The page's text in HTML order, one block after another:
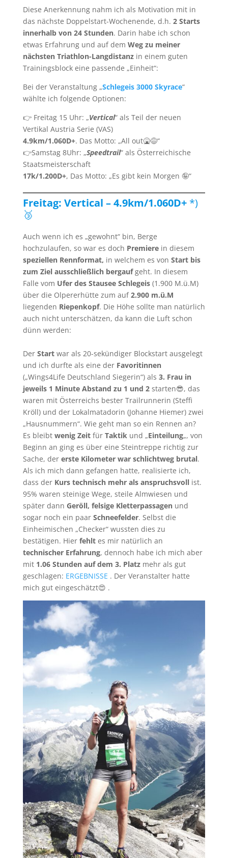
Diese Anerkennung nahm ich als Motivation mit in
das nächste Doppelstart-Wochenende, d.h. 2 Starts
innerhalb von 24 Stunden. Darin habe ich schon
etwas Erfahrung und auf dem Weg zu meiner
nächsten Triathlon-Langdistanz in einem guten
Trainingsblock eine passende „Einheit“:
Bei der Veranstaltung „Schlegeis 3000 Skyrace“
wählte ich folgende Optionen:
👉 Freitag 15 Uhr: „Vertical“ als Teil der neuen
Vertikal Austria Serie (VAS)
4.9km/1.060D+. Das Motto: „All out🤮😅“
👉Samstag 8Uhr: „Speedtrail“ als Österreichische
Staatsmeisterschaft
17k/1.200D+, Das Motto: „Es gibt kein Morgen 🤪“
Freitag: Vertical – 4.9km/1.060D+*)
🥉
Auch wenn ich es „gewohnt“ bin, Berge
hochzulaufen, so war es doch Premierein diesem
speziellen Rennformat, in welchem es von Start bis
zum Ziel ausschließlich bergaufgeht. In diesem
Falle vom Ufer des Stausee Schlegeis(1.900 M.ü.M)
über die Olpererhütte zum auf2.900 m.ü.M
liegenden Riepenkopf. Die Höhe sollte man natürlich
auch nicht unterschätzen, da kann die Luft schon
dünn werden:
Der Start war als 20-sekündiger Blockstart ausgelegt
und ich durfte als eine der Favoritinnen
(„Wings4Life Deutschland Siegerin“) als 3. Frau in
jeweils 1 Minute Abstand zu 1 und 2starten😎, das
waren mit Österreichs bester Trailrunnerin (Steffi
Kröll) und der Lokalmatadorin (Johanne Hiemer) zwei
„Hausnummern“. Wie geht man so ein Rennen an?
Es bleibt wenig Zeitfür Taktik und „Einteilung„, von
Beginn an ging es über eine Steintreppe richtig zur
Sache, der erste Kilometer war schlichtweg brutal.
Als ich mich dann gefangen hatte, realisierte ich,
dass derKurs technisch mehr als anspruchsvollist.
95% waren steinige Wege, steile Almwiesen und
später dann Geröll, felsige Kletterpassagenund
sogar noch ein paar Schneefelder. Selbst die
Einheimischen „Checker“ wussten dies zu
bestätigen. Hier fehltes mir natürlich an
technischer Erfahrung, dennoch habe ich mich aber
mit 1.06 Stunden auf dem 3. Platz mehr als gut
geschlagen: ERGEBNISSE . Der Veranstalter hatte
mich gut eingeschätzt😍 .